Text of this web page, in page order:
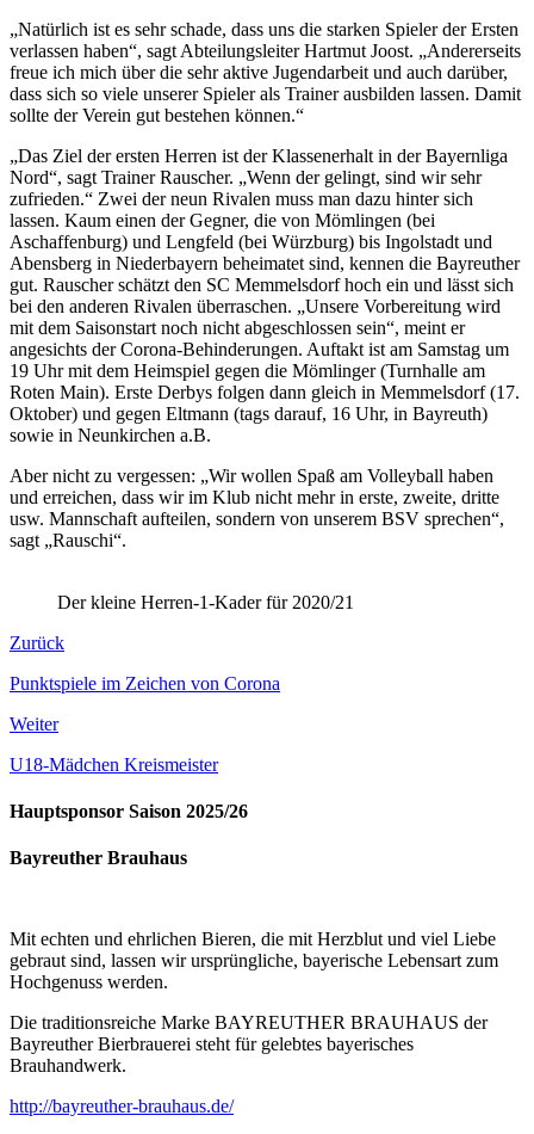
„Natürlich ist es sehr schade, dass uns die starken Spieler der Ersten
verlassen haben“, sagt Abteilungsleiter Hartmut Joost. „Andererseits
freue ich mich über die sehr aktive Jugendarbeit und auch darüber,
dass sich so viele unserer Spieler als Trainer ausbilden lassen. Damit
sollte der Verein gut bestehen können.“
„Das Ziel der ersten Herren ist der Klassenerhalt in der Bayernliga
Nord“, sagt Trainer Rauscher. „Wenn der gelingt, sind wir sehr
zufrieden.“ Zwei der neun Rivalen muss man dazu hinter sich
lassen. Kaum einen der Gegner, die von Mömlingen (bei
Aschaffenburg) und Lengfeld (bei Würzburg) bis Ingolstadt und
Abensberg in Niederbayern beheimatet sind, kennen die Bayreuther
gut. Rauscher schätzt den SC Memmelsdorf hoch ein und lässt sich
bei den anderen Rivalen überraschen. „Unsere Vorbereitung wird
mit dem Saisonstart noch nicht abgeschlossen sein“, meint er
angesichts der Corona-Behinderungen. Auftakt ist am Samstag um
19 Uhr mit dem Heimspiel gegen die Mömlinger (Turnhalle am
Roten Main). Erste Derbys folgen dann gleich in Memmelsdorf (17.
Oktober) und gegen Eltmann (tags darauf, 16 Uhr, in Bayreuth)
sowie in Neunkirchen a.B.
Aber nicht zu vergessen: „Wir wollen Spaß am Volleyball haben
und erreichen, dass wir im Klub nicht mehr in erste, zweite, dritte
usw. Mannschaft aufteilen, sondern von unserem BSV sprechen“,
sagt „Rauschi“.
Der kleine Herren-1-Kader für 2020/21
Zurück
Punktspiele im Zeichen von Corona
Weiter
U18-Mädchen Kreismeister
Hauptsponsor Saison 2025/26
Bayreuther Brauhaus
Mit echten und ehrlichen Bieren, die mit Herzblut und viel Liebe
gebraut sind, lassen wir ursprüngliche, bayerische Lebensart zum
Hochgenuss werden.
Die traditionsreiche Marke BAYREUTHER BRAUHAUS der
Bayreuther Bierbrauerei steht für gelebtes bayerisches
Brauhandwerk.
http://bayreuther-brauhaus.de/